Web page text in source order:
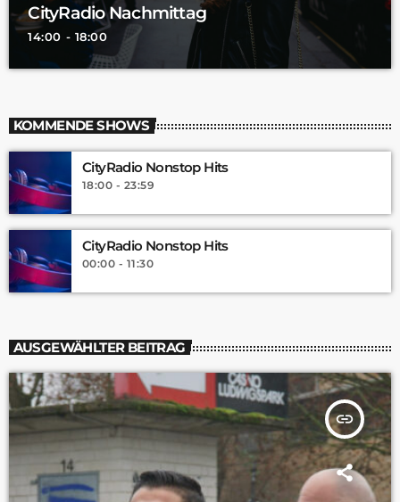
CityRadio Nachmittag
14:00 - 18:00
KOMMENDE SHOWS
CityRadio Nonstop Hits
18:00 - 23:59
CityRadio Nonstop Hits
00:00 - 11:30
AUSGEWÄHLTER BEITRAG
insert_link